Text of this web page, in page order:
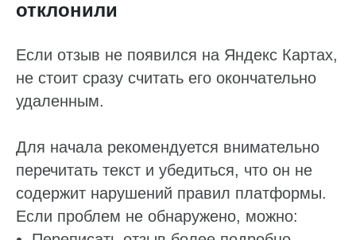
отклонили
Если отзыв не появился на Яндекс Картах,
не стоит сразу считать его окончательно
удаленным.
Для начала рекомендуется внимательно
перечитать текст и убедиться, что он не
содержит нарушений правил платформы.
Если проблем не обнаружено, можно: